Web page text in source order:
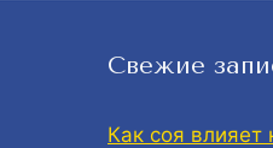
Свежие
Как соя влияет